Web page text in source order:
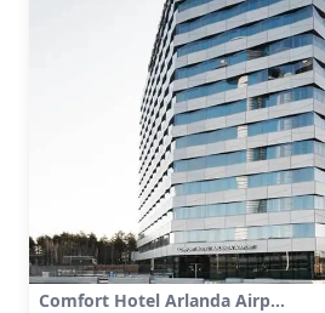
Comfort Hotel Arlanda Airport